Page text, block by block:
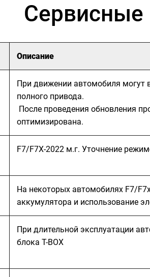
Сервисные
Описание
При движении автомобиля могут
полного привода.
После проведения обновления
оптимизирована.
F7/F7X-2022 м.г. Уточнение
На некоторых автомобилях F7/
аккумулятора и использование
При длительной эксплуатации
блока T-BOX